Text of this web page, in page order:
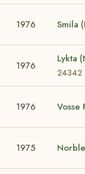
1976 Smila
1976
Lykta
24342
1976 Vosse
1975